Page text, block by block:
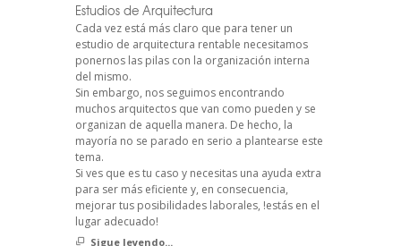
Estudios de Arquitectura
Cada vez está más claro que para tener un
estudio de arquitectura rentable necesitamos
ponernos las pilas con la organización interna
del mismo.
Sin embargo, nos seguimos encontrando
muchos arquitectos que van como pueden y se
organizan de aquella manera. De hecho, la
mayoría no se parado en serio a plantearse este
tema.
Si ves que es tu caso y necesitas una ayuda extra
para ser más eficiente y, en consecuencia,
mejorar tus posibilidades laborales, !estás en el
lugar adecuado!
Sigue leyendo...